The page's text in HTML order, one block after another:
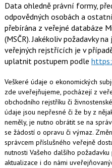
Data ohledně právní formy,
odpovědných osobách a
přebírána z veřejné databáze
(MSČR). Jakékoliv požadavky
veřejných rejstřících je v
uplatnit postupem podle
Veškeré údaje o ekonomických
zde uveřejňujeme, pocházejí z
obchodního rejstříku či
údaje jsou nepřesné či že by z
neměly, je nutno obrátit se na
se žádostí o opravu či výmaz.
správcem příslušného veřejně
nutnosti Vašeho dalšího
aktualizace i do námi